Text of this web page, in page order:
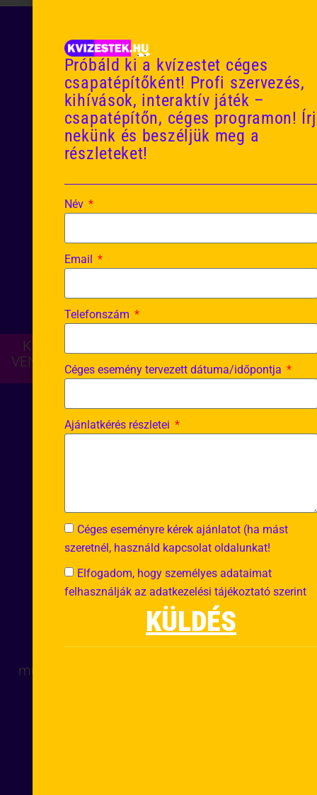
KVÍZESTEK
KVÍZESTEK BARÁTOKNAK, CÉGEKNEK ÉS
VENDÉGLÁTÓHELYEKNEK – ORSZÁGSZERTE
műsorvezetéssel, változatos kérdésekkel és
Próbáld ki a kvízestet céges
csapatépítőként! Profi szervezés,
kihívások, interaktív játék –
csapatépítőn, céges programon! Írj
nekünk és beszéljük meg a
részleteket!
Név
Email
Telefonszám
Céges esemény tervezett dátuma/időpontja
Ajánlatkérés részletei
Céges eseményre kérek ajánlatot (ha mást
szeretnél, használd kapcsolat oldalunkat!
Elfogadom, hogy személyes adataimat
felhasználják az adatkezelési tájékoztató szerint
KÜLDÉS